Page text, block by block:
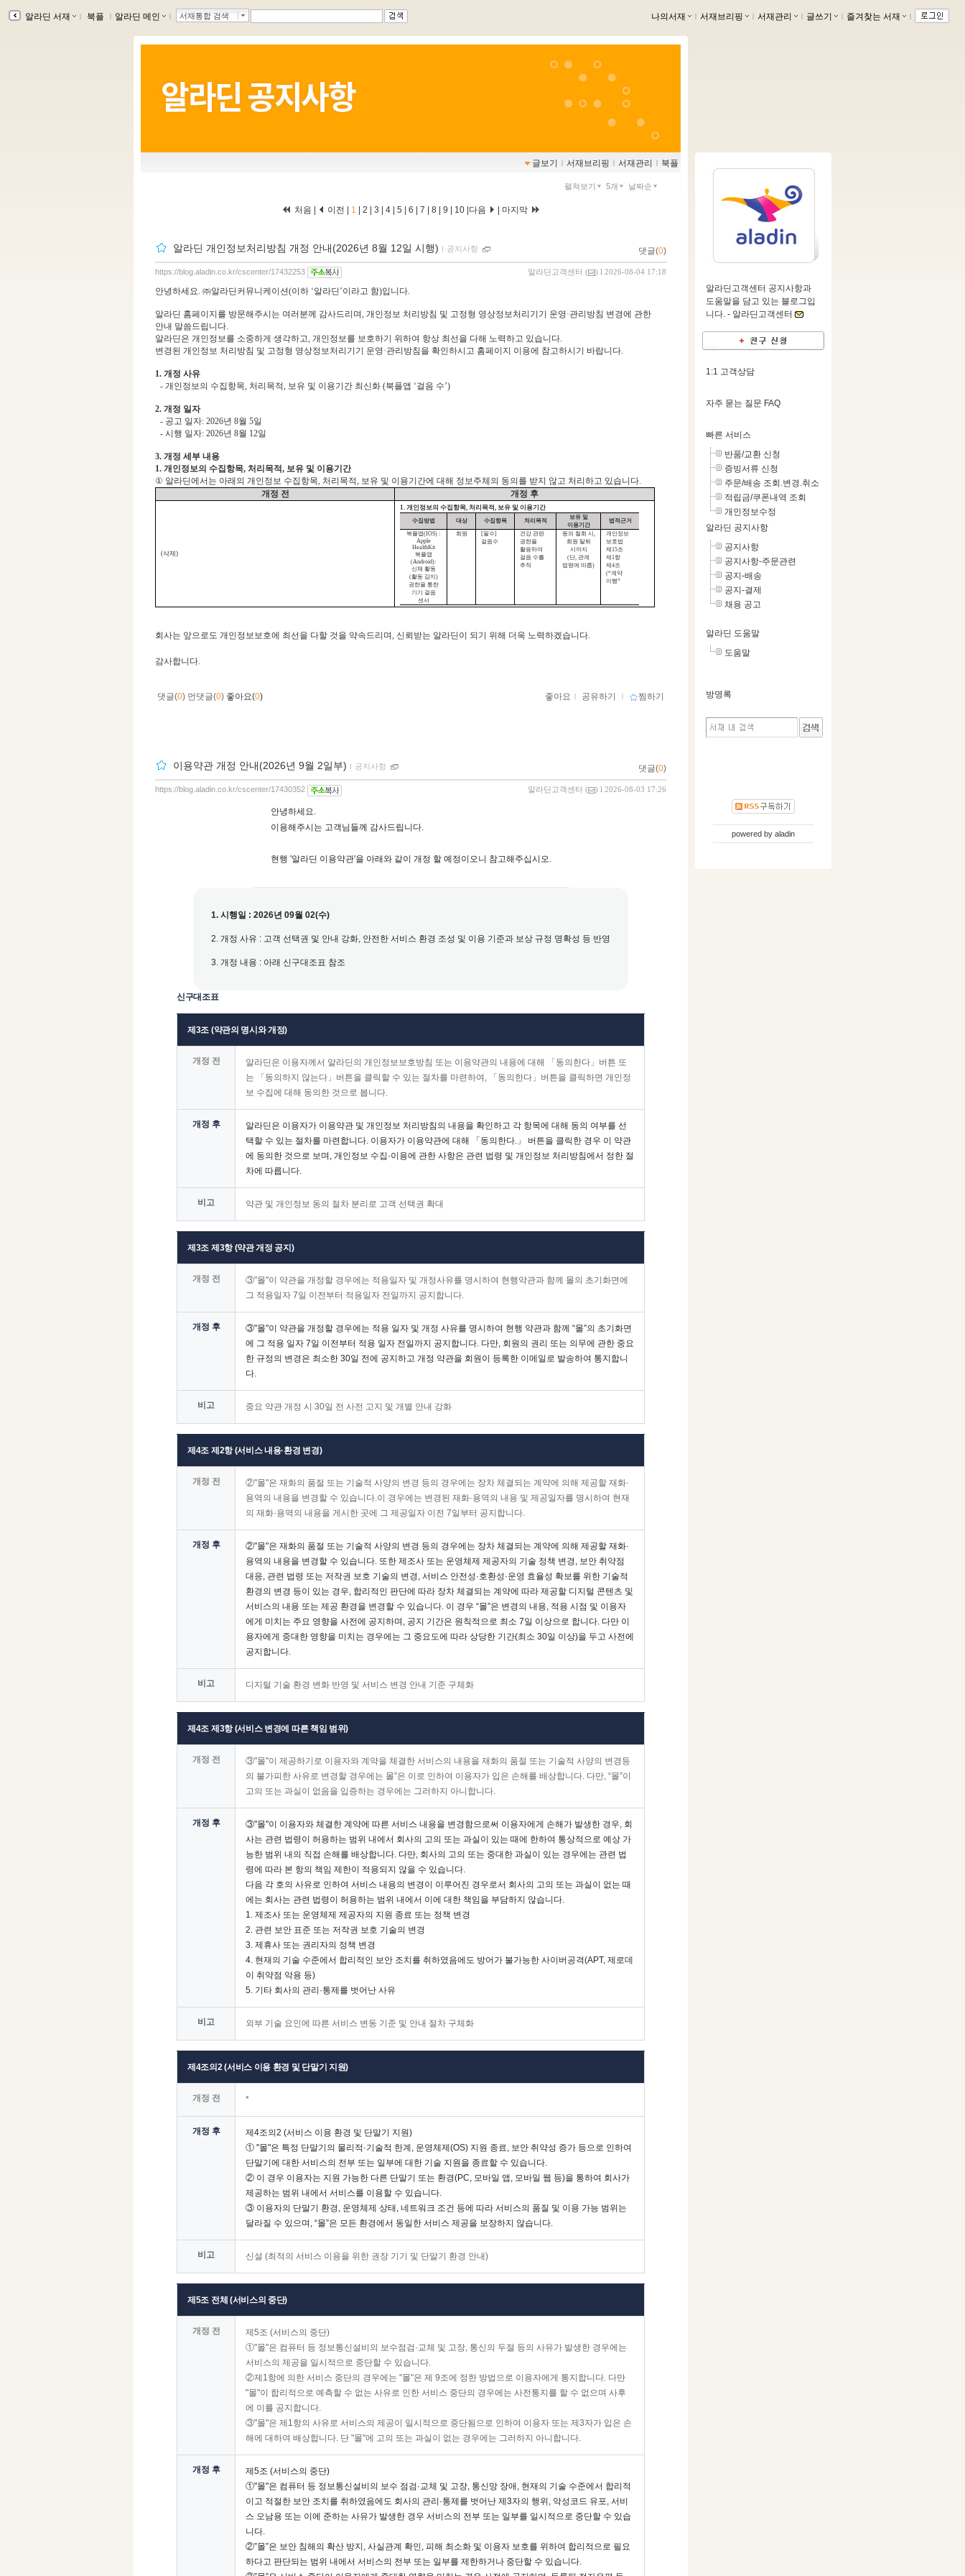
알라딘 서재 ｌ 북플 ｌ 알라딘 메인 ｌ 서재통합 검색 나의서재 ｌ 서재브리핑 ｌ 서재관리 ｌ 글쓰기 ｌ 즐겨찾는 서재 ｌ
글보기 ｌ 서재브리핑 ｌ 서재관리 ｌ 북플
펼쳐보기 5개 날짜순
처음 | 이전 | 1 2 3 4 5 6 7 8 9 10 다음 마지막
알라딘 개인정보처리방침 개정 안내(2026년 8월 12일 시행) ｌ 공지사항 댓글(0)
알라딘고객센터 ( ) l 2026-08-04 17:18
https://blog.aladin.co.kr/cscenter/17432253
안녕하세요. ㈜알라딘커뮤니케이션(이하 ‘알라딘 ’이라고 함)입니다.
알라딘 홈페이지를 방문해주시는 여러분께 감사드리며, 개인정보 처리방침 및 고정형 영상정보처리기기 운영·관리방침 변경에 관한
안내 말씀드립니다.
알라딘은 개인정보를 소중하게 생각하고, 개인정보를 보호하기 위하여 항상 최선을 다해 노력하고 있습니다.
변경된 개인정보 처리방침 및 고정형 영상정보처리기기 운영·관리방침을 확인하시고 홈페이지 이용에 참고하시기 바랍니다.
1. 개정 사유
- 개인정보의 수집항목, 처리목적, 보유 및 이용기간 최신화(북플앱 ‘걸음 수’)
2. 개정 일자
- 공고 일자: 2026년 8월 5일
- 시행 일자: 2026년 8월 12일
3. 개정 세부 내용
1. 개인정보의 수집항목, 처리목적, 보유 및 이용기간
① 알라딘에서는 아래의 개인정보 수집항목, 처리목적, 보유 및 이용기간에 대해 정보주체의 동의를 받지 않고 처리하고 있습니다.
개정 전
개정 후
(삭제)
1.개인정보의 수집항목,처리목적,보유 및 이용기간
수집방법 대상 수집항목 처리목적
보유 및
이용기간
법적근거
북플앱(IOS) :
Apple
HealthKit
북플앱
(Android):
신체 활동
(활동 감지 )
권한을 통한
기기 걸음
센서
회원 [필수]
걸음수
건강 관련
권한을
활용하여
걸음 수를
추적
동의 철회 시 ,
회원 탈퇴
시까지
(단,관계
법령에 따름)
개인정보
보호법
제 15조
제 1항
제4조
(“계약
이행”
회사는 앞으로도 개인정보보호에 최선을 다할 것을 약속드리며, 신뢰받는 알라딘이 되기 위해 더욱 노력하겠습니다.
감사합니다.
댓글(0) 먼댓글(0) 좋아요(0) 좋아요 ｌ 공유하기 ｌ 찜하기
이용약관 개정 안내(2026년 9월 2일부) ｌ 공지사항 댓글(0)
알라딘고객센터 ( ) l 2026-08-03 17:26
https://blog.aladin.co.kr/cscenter/17430352
안녕하세요.
이용해주시는 고객님들께 감사드립니다.
현행 '알라딘 이용약관'을 아래와 같이 개정 할 예정이오니 참고해주십시오.
1. 시행일 : 2026년 09월 02(수)
2. 개정 사유 : 고객 선택권 및 안내 강화, 안전한 서비스 환경 조성 및 이용 기준과 보상 규정 명확성 등 반영
3. 개정 내용 : 아래 신구대조표 참조
신구대조표
제3조 (약관의 명시와 개정)
개정 전
알라딘은 이용자께서 알라딘의 개인정보보호방침 또는 이용약관의 내용에 대해 「동의한다」버튼 또
는 「동의하지 않는다」버튼을 클릭할 수 있는 절차를 마련하여, 「동의한다」버튼을 클릭하면 개인정
보 수집에 대해 동의한 것으로 봅니다.
개정 후
알라딘은 이용자가 이용약관 및 개인정보 처리방침의 내용을 확인하고 각 항목에 대해 동의 여부를 선
택할 수 있는 절차를 마련합니다. 이용자가 이용약관에 대해 「동의한다.」 버튼을 클릭한 경우 이 약관
에 동의한 것으로 보며, 개인정보 수집·이용에 관한 사항은 관련 법령 및 개인정보 처리방침에서 정한 절
차에 따릅니다.
비고 약관 및 개인정보 동의 절차 분리로 고객 선택권 확대
제3조 제3항 (약관 개정 공지)
개정 전
③"몰"이 약관을 개정할 경우에는 적용일자 및 개정사유를 명시하여 현행약관과 함께 몰의 초기화면에
그 적용일자 7일 이전부터 적용일자 전일까지 공지합니다.
개정 후
③"몰"이 약관을 개정할 경우에는 적용 일자 및 개정 사유를 명시하여 현행 약관과 함께 “몰”의 초기화면
에 그 적용 일자 7일 이전부터 적용 일자 전일까지 공지합니다. 다만, 회원의 권리 또는 의무에 관한 중요
한 규정의 변경은 최소한 30일 전에 공지하고 개정 약관을 회원이 등록한 이메일로 발송하여 통지합니
다.
비고 중요 약관 개정 시 30일 전 사전 고지 및 개별 안내 강화
제4조 제2항 (서비스 내용·환경 변경)
개정 전
②"몰"은 재화의 품절 또는 기술적 사양의 변경 등의 경우에는 장차 체결되는 계약에 의해 제공할 재화·
용역의 내용을 변경할 수 있습니다.이 경우에는 변경된 재화·용역의 내용 및 제공일자를 명시하여 현재
의 재화·용역의 내용을 게시한 곳에 그 제공일자 이전 7일부터 공지합니다.
개정 후
②"몰"은 재화의 품절 또는 기술적 사양의 변경 등의 경우에는 장차 체결되는 계약에 의해 제공할 재화·
용역의 내용을 변경할 수 있습니다. 또한 제조사 또는 운영체제 제공자의 기술 정책 변경, 보안 취약점
대응, 관련 법령 또는 저작권 보호 기술의 변경, 서비스 안전성·호환성·운영 효율성 확보를 위한 기술적
환경의 변경 등이 있는 경우, 합리적인 판단에 따라 장차 체결되는 계약에 따라 제공할 디지털 콘텐츠 및
서비스의 내용 또는 제공 환경을 변경할 수 있습니다. 이 경우 “몰”은 변경의 내용, 적용 시점 및 이용자
에게 미치는 주요 영향을 사전에 공지하며, 공지 기간은 원칙적으로 최소 7일 이상으로 합니다. 다만 이
용자에게 중대한 영향을 미치는 경우에는 그 중요도에 따라 상당한 기간(최소 30일 이상)을 두고 사전에
공지합니다.
비고 디지털 기술 환경 변화 반영 및 서비스 변경 안내 기준 구체화
제4조 제3항 (서비스 변경에 따른 책임 범위)
개정 전
③"몰"이 제공하기로 이용자와 계약을 체결한 서비스의 내용을 재화의 품절 또는 기술적 사양의 변경등
의 불가피한 사유로 변경할 경우에는 몰”은 이로 인하여 이용자가 입은 손해를 배상합니다. 다만, “몰”이
고의 또는 과실이 없음을 입증하는 경우에는 그러하지 아니합니다.
개정 후
③"몰"이 이용자와 체결한 계약에 따른 서비스 내용을 변경함으로써 이용자에게 손해가 발생한 경우, 회
사는 관련 법령이 허용하는 범위 내에서 회사의 고의 또는 과실이 있는 때에 한하여 통상적으로 예상 가
능한 범위 내의 직접 손해를 배상합니다. 다만, 회사의 고의 또는 중대한 과실이 있는 경우에는 관련 법
령에 따라 본 항의 책임 제한이 적용되지 않을 수 있습니다.
다음 각 호의 사유로 인하여 서비스 내용의 변경이 이루어진 경우로서 회사의 고의 또는 과실이 없는 때
에는 회사는 관련 법령이 허용하는 범위 내에서 이에 대한 책임을 부담하지 않습니다.
1. 제조사 또는 운영체제 제공자의 지원 종료 또는 정책 변경
2. 관련 보안 표준 또는 저작권 보호 기술의 변경
3. 제휴사 또는 권리자의 정책 변경
4. 현재의 기술 수준에서 합리적인 보안 조치를 취하였음에도 방어가 불가능한 사이버공격(APT, 제로데
이 취약점 악용 등)
5. 기타 회사의 관리·통제를 벗어난 사유
비고 외부 기술 요인에 따른 서비스 변동 기준 및 안내 절차 구체화
제4조의2 (서비스 이용 환경 및 단말기 지원)
개정 전 *
개정 후
제4조의2 (서비스 이용 환경 및 단말기 지원)
① "몰"은 특정 단말기의 물리적·기술적 한계, 운영체제(OS) 지원 종료, 보안 취약성 증가 등으로 인하여
단말기에 대한 서비스의 전부 또는 일부에 대한 기술 지원을 종료할 수 있습니다.
② 이 경우 이용자는 지원 가능한 다른 단말기 또는 환경(PC, 모바일 앱, 모바일 웹 등)을 통하여 회사가
제공하는 범위 내에서 서비스를 이용할 수 있습니다.
③ 이용자의 단말기 환경, 운영체제 상태, 네트워크 조건 등에 따라 서비스의 품질 및 이용 가능 범위는
달라질 수 있으며, “몰”은 모든 환경에서 동일한 서비스 제공을 보장하지 않습니다.
비고 신설 (최적의 서비스 이용을 위한 권장 기기 및 단말기 환경 안내)
제5조 전체 (서비스의 중단)
개정 전
제5조 (서비스의 중단)
①"몰"은 컴퓨터 등 정보통신설비의 보수점검·교체 및 고장, 통신의 두절 등의 사유가 발생한 경우에는
서비스의 제공을 일시적으로 중단할 수 있습니다.
②제1항에 의한 서비스 중단의 경우에는 "몰"은 제 9조에 정한 방법으로 이용자에게 통지합니다. 다만
"몰"이 합리적으로 예측할 수 없는 사유로 인한 서비스 중단의 경우에는 사전통지를 할 수 없으며 사후
에 이를 공지합니다.
③"몰"은 제1항의 사유로 서비스의 제공이 일시적으로 중단됨으로 인하여 이용자 또는 제3자가 입은 손
해에 대하여 배상합니다. 단 "몰"에 고의 또는 과실이 없는 경우에는 그러하지 아니합니다.
개정 후
제5조 (서비스의 중단)
①"몰"은 컴퓨터 등 정보통신설비의 보수 점검·교체 및 고장, 통신망 장애, 현재의 기술 수준에서 합리적
이고 적절한 보안 조치를 취하였음에도 회사의 관리·통제를 벗어난 제3자의 행위, 악성코드 유포, 서비
스 오남용 또는 이에 준하는 사유가 발생한 경우 서비스의 전부 또는 일부를 일시적으로 중단할 수 있습
니다.
②”몰”은 보안 침해의 확산 방지, 사실관계 확인, 피해 최소화 및 이용자 보호를 위하여 합리적으로 필요
하다고 판단되는 범위 내에서 서비스의 전부 또는 일부를 제한하거나 중단할 수 있습니다.
알라딘고객센터 공지사항과
도움말을 담고 있는 블로그입
니다. - 알라딘고객센터
1:1 고객상담
자주 묻는 질문 FAQ
빠른 서비스
반품/교환 신청
증빙서류 신청
주문/배송 조회.변경.취소
적립금/쿠폰내역 조회
개인정보수정
알라딘 공지사항
공지사항
공지사항-주문관련
공지-배송
공지-결제
채용 공고
알라딘 도움말
도움말
방명록
powered by aladin